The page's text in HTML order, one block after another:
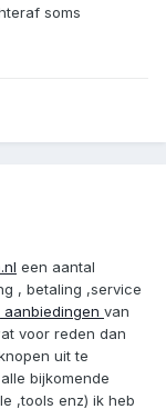
soms
een aantal
, betaling ,service
aanbiedingen van
voor reden dan
uit te
bijkomende
,tools enz) ik heb